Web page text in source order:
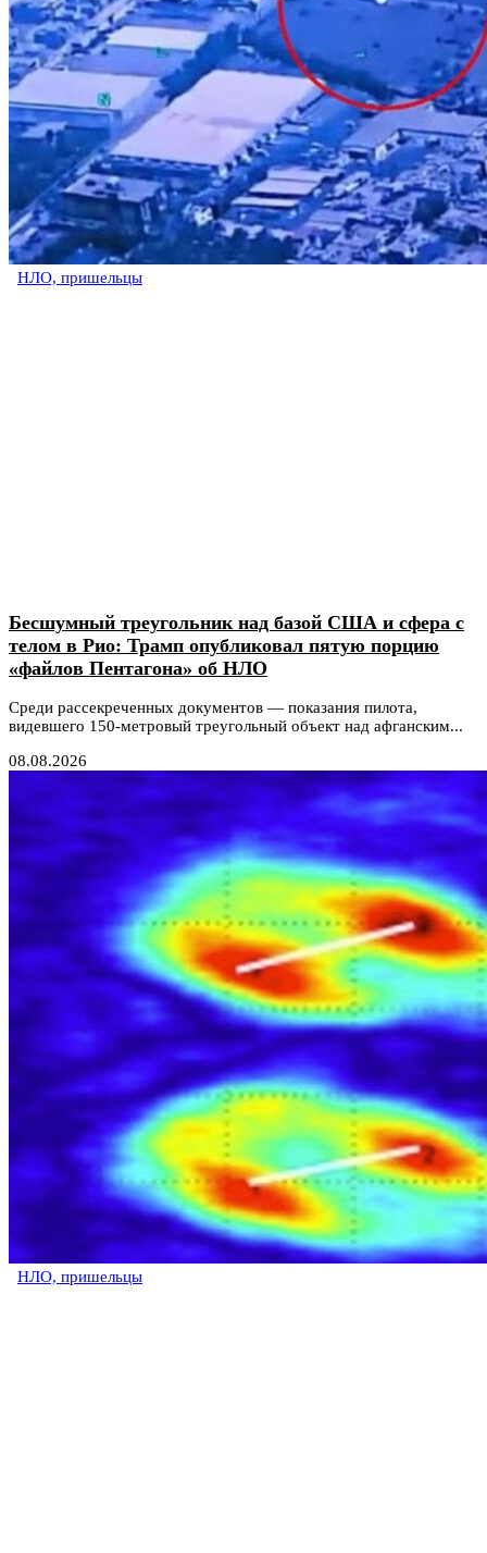
НЛО, пришельцы
Бесшумный треугольник над базой США и сфера с
телом в Рио: Трамп опубликовал пятую порцию
«файлов Пентагона» об НЛО
Среди рассекреченных документов — показания пилота,
видевшего 150-метровый треугольный объект над афганским...
08.08.2026
НЛО, пришельцы